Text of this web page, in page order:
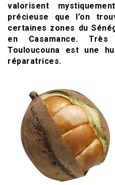
valorisent
précieuse que l’on
certaines zones du
en Casamance.
Touloucouna est une
réparatrices.